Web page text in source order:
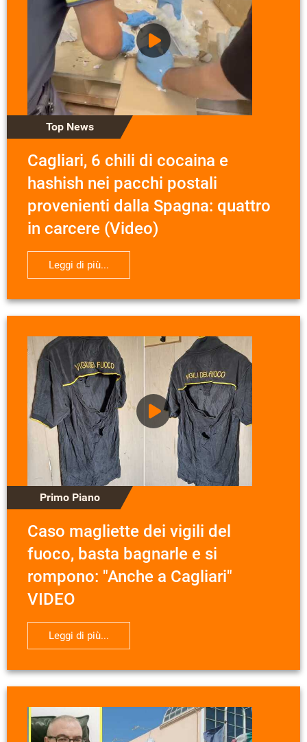
Top News
Cagliari, 6 chili di cocaina e
hashish nei pacchi postali
provenienti dalla Spagna: quattro
in carcere (Video)
Leggi di più...
Primo Piano
Caso magliette dei vigili del
fuoco, basta bagnarle e si
rompono: "Anche a Cagliari"
VIDEO
Leggi di più...